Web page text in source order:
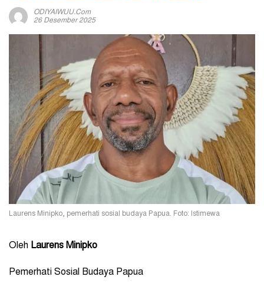
ODIYAIWUU.com
26 Desember 2025
Laurens Minipko, pemerhati sosial budaya Papua. Foto: Istimewa
Oleh Laurens Minipko
Pemerhati Sosial Budaya Papua